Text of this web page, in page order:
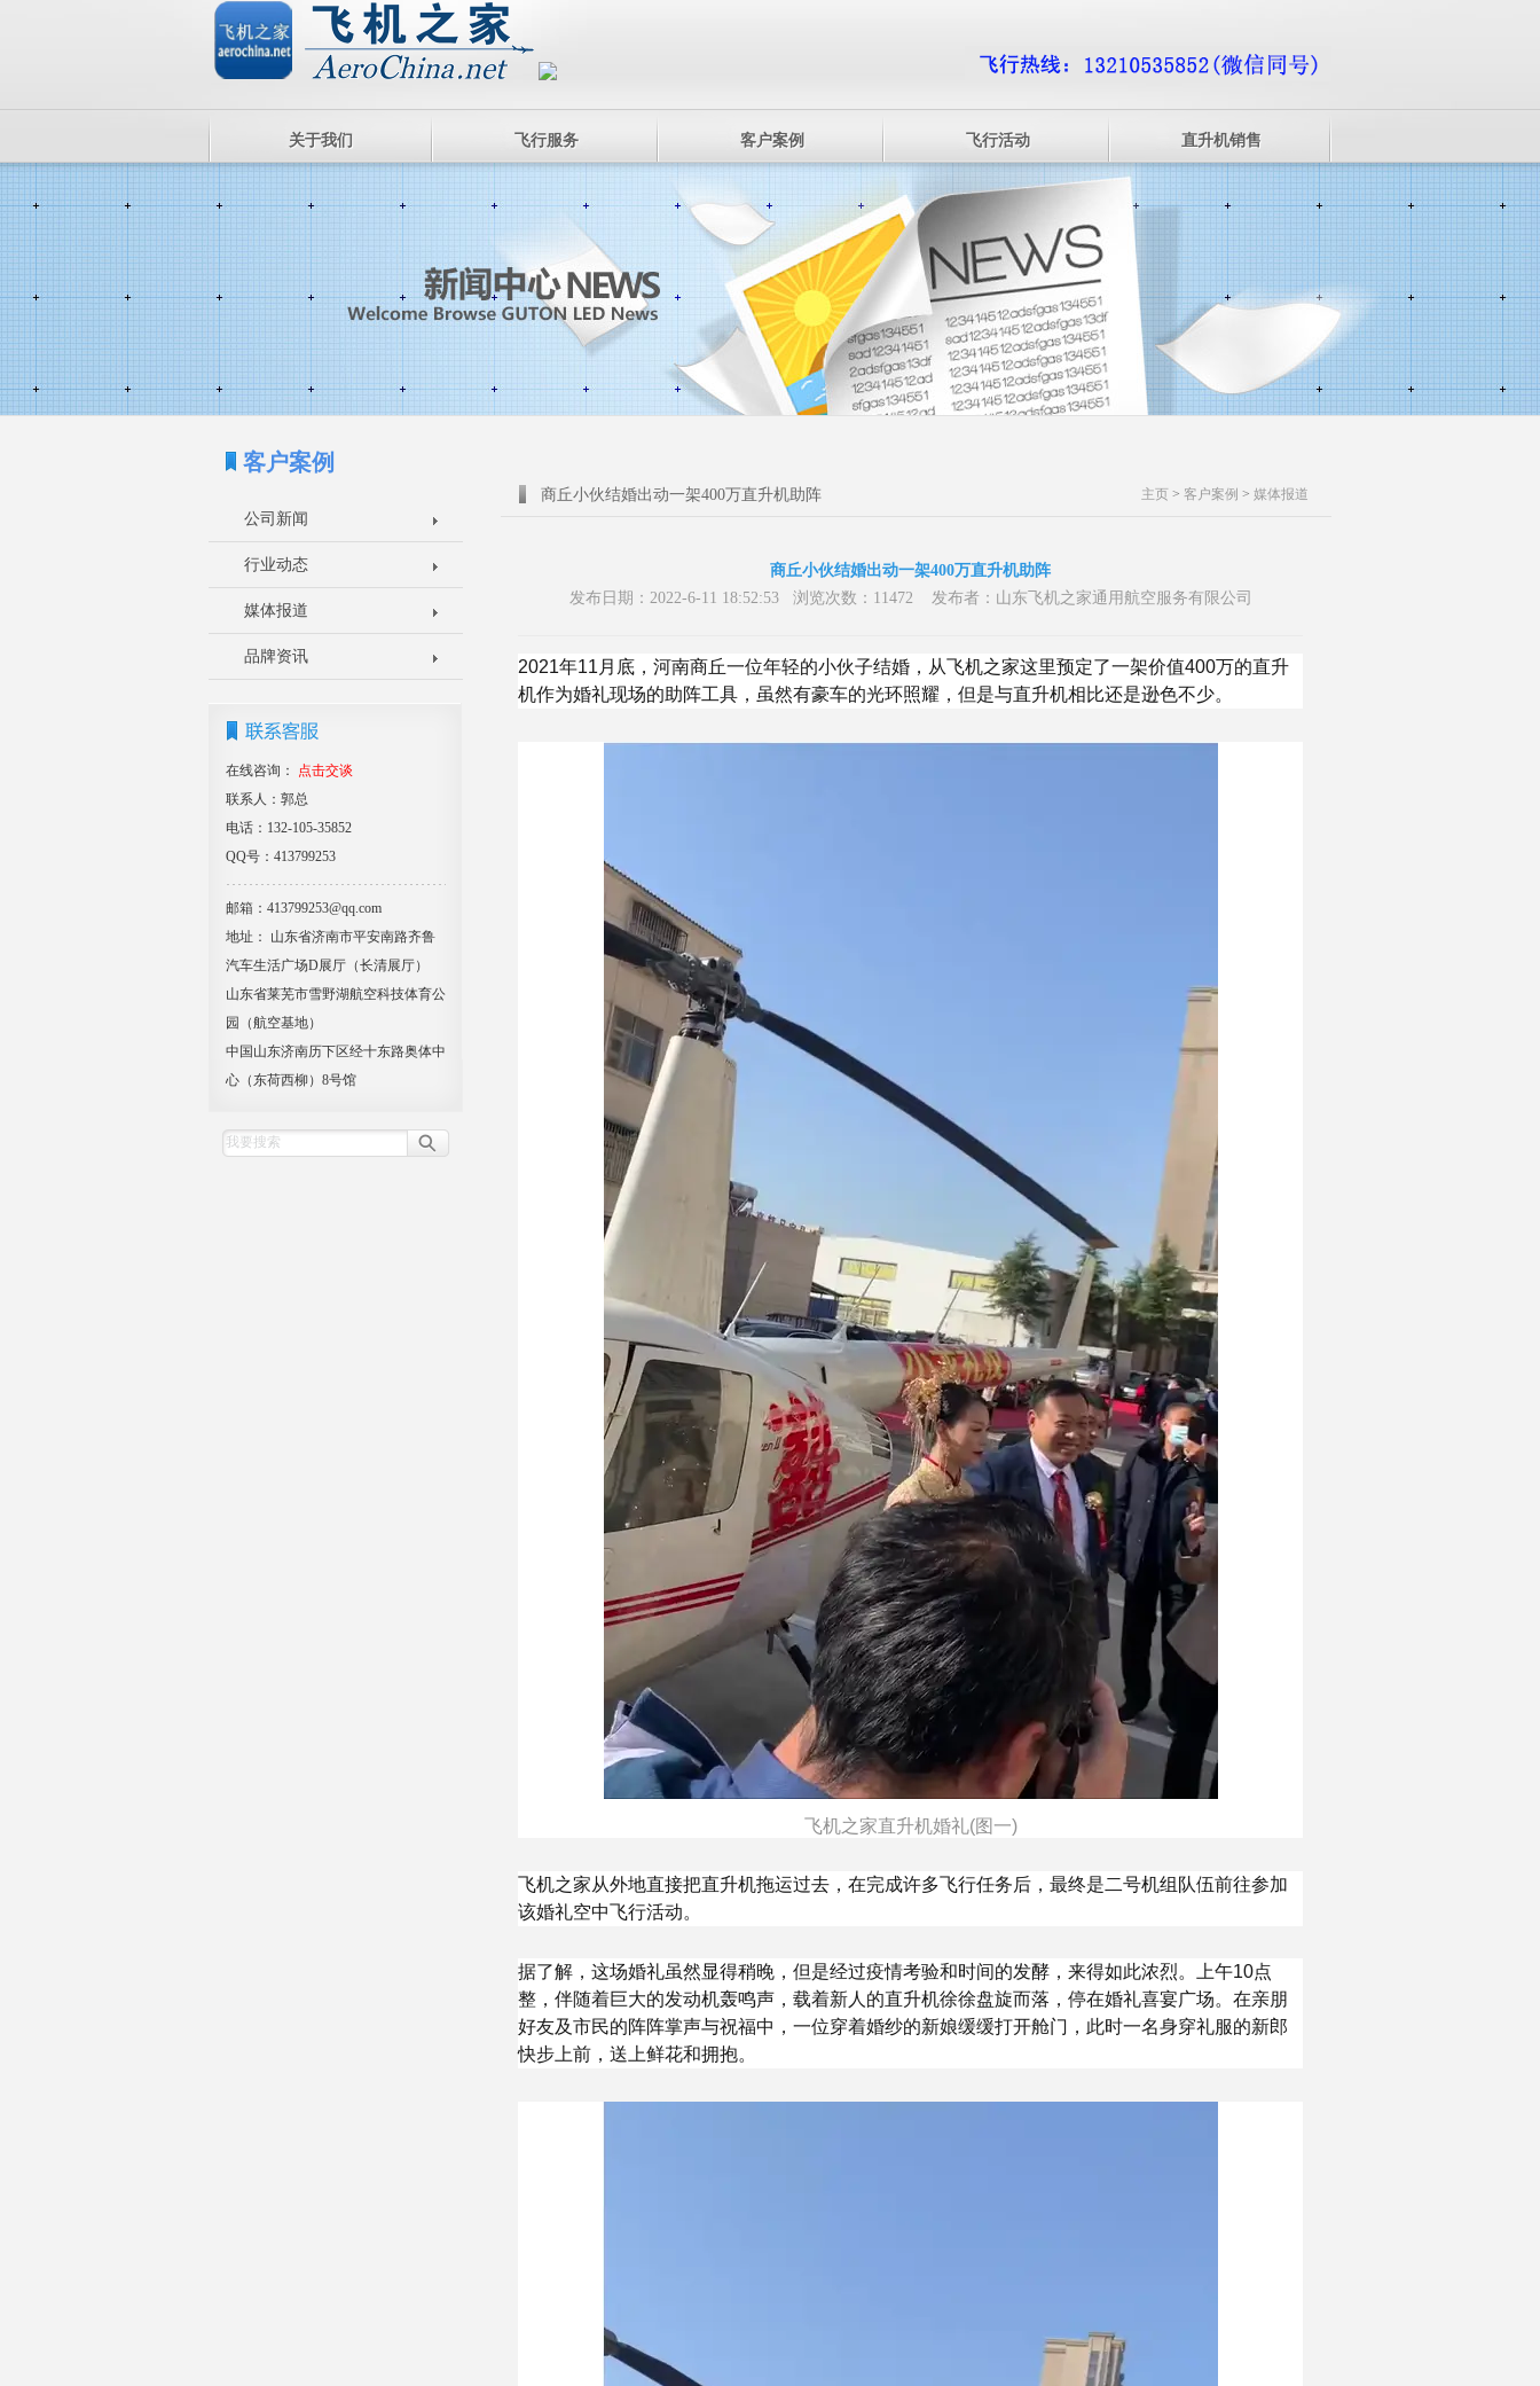
关于我们 飞行服务 客户案例 飞行活动 直升机销售
客户案例
公司新闻
行业动态
媒体报道
品牌资讯
在线咨询：
点击交谈
联系人：郭总
电话：132-105-35852
QQ号：413799253
邮箱：413799253@qq.com
地址： 山东省济南市平安南路齐鲁
汽车生活广场D展厅（长清展厅）
山东省莱芜市雪野湖航空科技体育公
园（航空基地）
中国山东济南历下区经十东路奥体中
心（东荷西柳）8号馆
主页 > 客户案例 > 媒体报道
商丘小伙结婚出动一架400万直升机助阵
商丘小伙结婚出动一架400万直升机助阵
发布日期：2022-6-11 18:52:53 浏览次数：11472 发布者：山东飞机之家通用航空服务有限公司
2021年11月底，河南商丘一位年轻的小伙子结婚，从飞机之家这里预定了一架价值400万的直升
机作为婚礼现场的助阵工具，虽然有豪车的光环照耀，但是与直升机相比还是逊色不少。
飞机之家直升机婚礼(图一)
飞机之家从外地直接把直升机拖运过去，在完成许多飞行任务后，最终是二号机组队伍前往参加
该婚礼空中飞行活动。
据了解，这场婚礼虽然显得稍晚，但是经过疫情考验和时间的发酵，来得如此浓烈。上午10点
整，伴随着巨大的发动机轰鸣声，载着新人的直升机徐徐盘旋而落，停在婚礼喜宴广场。在亲朋
好友及市民的阵阵掌声与祝福中，一位穿着婚纱的新娘缓缓打开舱门，此时一名身穿礼服的新郎
快步上前，送上鲜花和拥抱。